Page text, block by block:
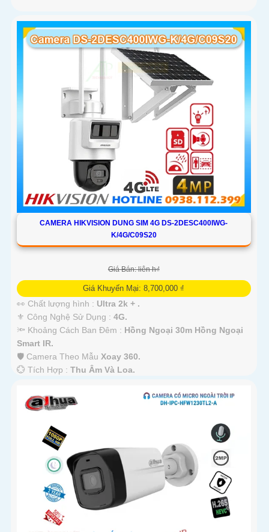
CAMERA HIKVISION DUNG SIM 4G DS-2DESC400IWG-
K/4G/C09S20
Giá Bán: liên h₫
Giá Khuyến Mại: 8,700,000 ₫
👀 Chất lượng hình : Ultra 2k + .
⚜️ Công Nghệ Sử Dụng : 4G.
🔦 Khoảng Cách Ban Đêm : Hồng Ngoại 30m Hồng Ngoại
Smart IR.
🛡 Camera Theo Mẫu Xoay 360.
️💮 Tích Hợp : Thu Âm Và Loa.